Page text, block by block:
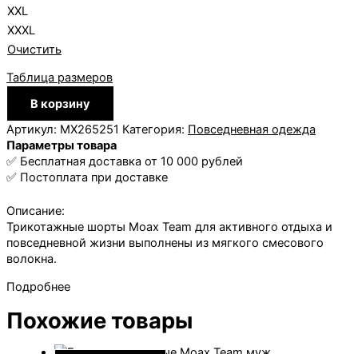
XXL
XXXL
Очистить
Таблица размеров
товара
Шорты
Moax
Team
муж.
В корзину
Артикул: MX265251 Категория: Повседневная одежда
Параметры товара
✅ Бесплатная доставка от 10 000 рублей
✅ Постоплата при доставке
Описание:
Трикотажные шорты Moax Team для активного отдыха и
повседневной жизни выполнены из мягкого смесового
волокна.
Подробнее
Похожие товары